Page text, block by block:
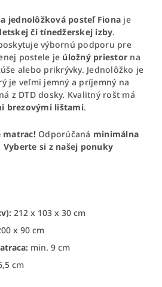
jednolôžková posteľ Fiona je
či tínedžerskej izby.
výbornú podporu pre
postele je úložný priestor na
alebo prikrývky. Jednolôžko je
je veľmi jemný a príjemný na
z DTD dosky. Kvalitný rošt má
brezovými lištami.
matrac!Odporúčaná minimálna
si z našej ponuky
212 x 103 x 30 cm
x 90 cm
min. 9 cm
cm